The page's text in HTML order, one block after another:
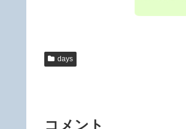
days
コメント